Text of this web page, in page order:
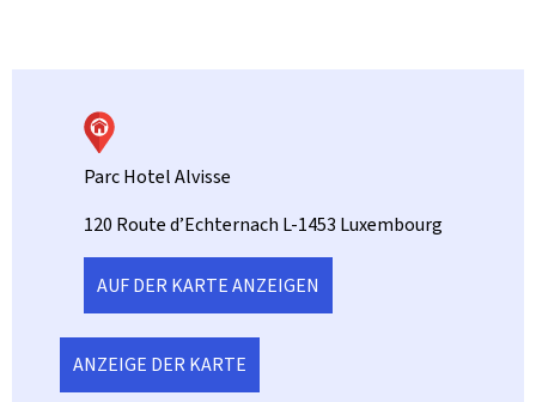
Parc Hotel Alvisse
ADRESSE:
120 Route d’Echternach L-1453 Luxembourg
AUF DER KARTE ANZEIGEN
ANZEIGE DER KARTE